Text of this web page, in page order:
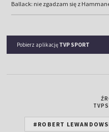
Ballack: nie zgadzam się z
Pobierz aplikację TVP SPORT
#ROBERT